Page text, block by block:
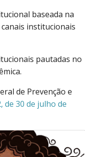
baseada na
institucionais
pautadas no
de Prevenção e
de 30 de julho de